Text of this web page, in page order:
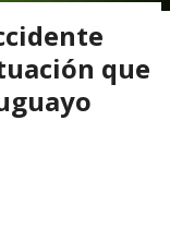
que